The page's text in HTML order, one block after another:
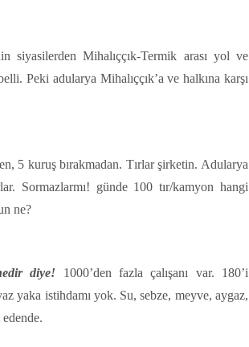
siyasilerden Mihalıççık-Termik arası yol ve
Peki adularya Mihalıççık’a ve halkına karşı
5 kuruş bırakmadan. Tırlar şirketin. Adularya
Sormazlarmı! günde 100 tır/kamyon hangi
ne?
diye! 1000’den fazla çalışanı var. 180’i
yaka istihdamı yok. Su, sebze, meyve, aygaz,